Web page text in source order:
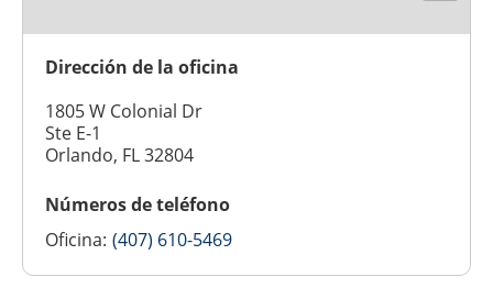
Dirección de la oficina
1805 W Colonial Dr
Ste E-1
Orlando, FL 32804
Números de teléfono
Oficina: (407) 610-5469